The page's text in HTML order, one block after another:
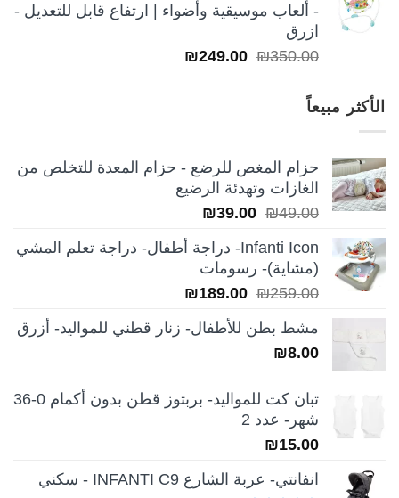
- ألعاب موسيقية وأضواء | ارتفاع قابل للتعديل -
ازرق
₪350.00
السعر ₪249.00
الأكثر مبيعاً
حزام المغص للرضع - حزام المعدة للتخلص من
الغازات وتهدئة الرضيع
₪49.00
السعر
هو:
₪49.00.
₪39.00
هو:
₪39.00.
Infanti Icon- دراجة أطفال- دراجة تعلم المشي
(مشاية)- رسومات
₪259.00
السعر
هو:
₪189.00
هو:
مشط بطن للأطفال- زنار قطني للمواليد- أزرق
₪8.00
تبان كت للمواليد- بربتوز قطن بدون أكمام 0-36
شهر- عدد 2
₪15.00
انفانتي- عربة الشارع INFANTI C9 - سكني